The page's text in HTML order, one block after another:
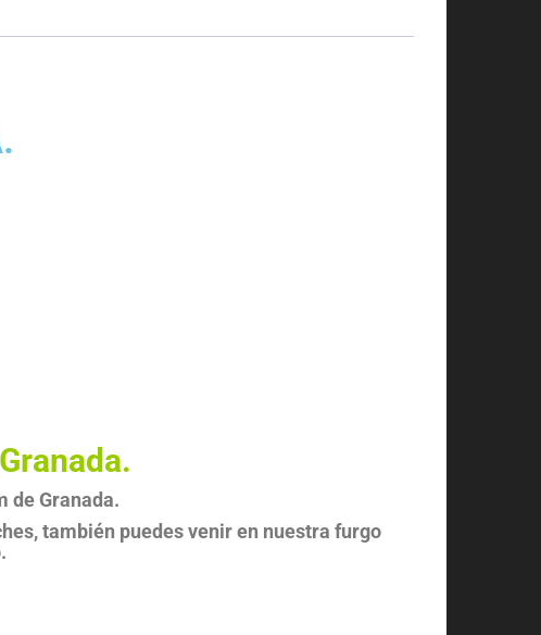
de Granada.
también puedes venir en nuestra furgo